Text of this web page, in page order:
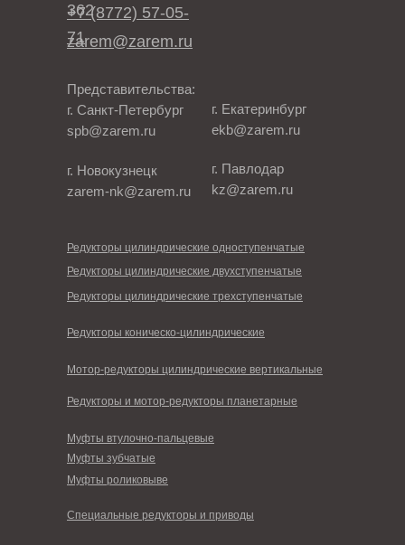
+7 (8772) 57-05-
71
zarem@zarem.ru
Редукторы цилиндрические одноступенчатые
Редукторы цилиндрические двухступенчатые
Редукторы цилиндрические трехступенчатые
Редукторы коническо-цилиндрические
Мотор-редукторы цилиндрические вертикальные
Редукторы и мотор-редукторы планетарные
Специальные редукторы и приводы
Муфты зубчатые
Муфты втулочно-пальцевые
Муфты роликовыве
362
Представительства:
г. Санкт-Петербург
spb@zarem.ru
г. Екатеринбург
ekb@zarem.ru
г. Новокузнецк
zarem-nk@zarem.ru
г. Павлодар
kz@zarem.ru